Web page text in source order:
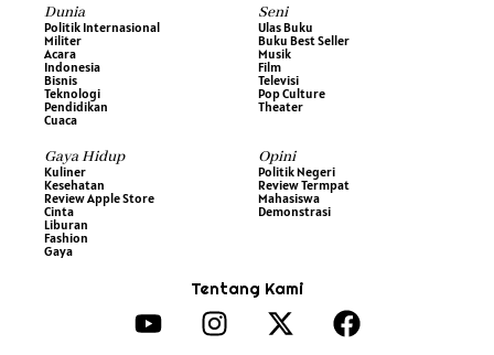
Dunia
Politik Internasional
Militer
Acara
Indonesia
Bisnis
Teknologi
Pendidikan
Cuaca
Seni
Ulas Buku
Buku Best Seller
Musik
Film
Televisi
Pop Culture
Theater
Gaya Hidup
Kuliner
Kesehatan
Review Apple Store
Cinta
Liburan
Fashion
Gaya
Opini
Politik Negeri
Review Termpat
Mahasiswa
Demonstrasi
Tentang Kami